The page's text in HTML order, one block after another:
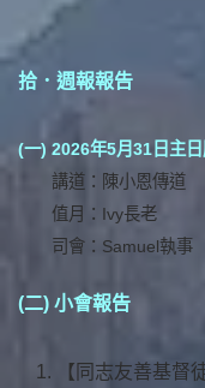
拾．週報報告
(一) 2026年5月31日主
講道：陳小恩傳道
值月：Ivy長老
司會：Samuel執事
(二) 小會報告
【同志友善基督